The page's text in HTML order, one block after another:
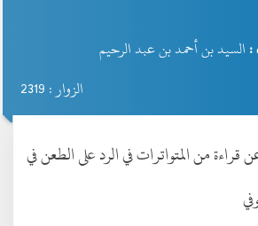
: السيد بن أحمد بن عبد الرحيم
الزوار : 2319
قراءة من المتواترات في الرد على الطعن في